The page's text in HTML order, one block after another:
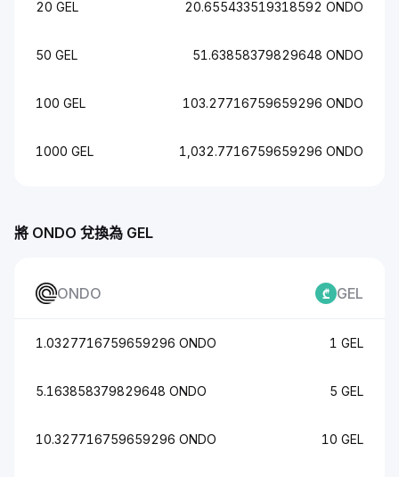
將 ONDO 兌換為 GEL
ONDO GEL
1.0327716759659296 ONDO 1 GEL
5.163858379829648 ONDO 5 GEL
10.327716759659296 ONDO 10 GEL
20 GEL 20.655433519318592 ONDO
50 GEL 51.63858379829648 ONDO
100 GEL 103.27716759659296 ONDO
1000 GEL 1,032.7716759659296 ONDO